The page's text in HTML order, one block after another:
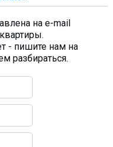
на e-mail
- пишите нам на
разбираться.